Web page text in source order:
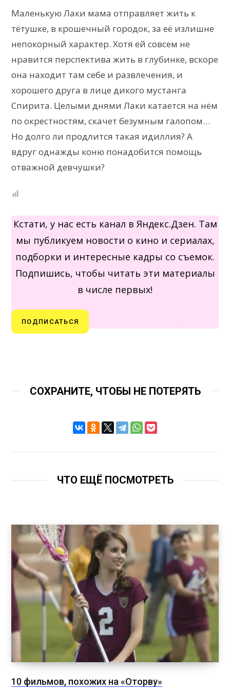
Маленькую Лаки мама отправляет жить к
тётушке, в крошечный городок, за её излишне
непокорный характер. Хотя ей совсем не
нравится перспектива жить в глубинке, вскоре
она находит там себе и развлечения, и
хорошего друга в лице дикого мустанга
Спирита. Целыми днями Лаки катается на нём
по окрестностям, скачет безумным галопом…
Но долго ли продлится такая идиллия? А
вдруг однажды коню понадобится помощь
отважной девчушки?
Кстати, у нас есть канал в Яндекс.Дзен. Там
мы публикуем новости о кино и сериалах,
подборки и интересные кадры со съемок.
Подпишись, чтобы читать эти материалы
в числе первых!
ПОДПИСАТЬСЯ
СОХРАНИТЕ, ЧТОБЫ НЕ ПОТЕРЯТЬ
ЧТО ЕЩЁ ПОСМОТРЕТЬ
10 фильмов, похожих на «Оторву»